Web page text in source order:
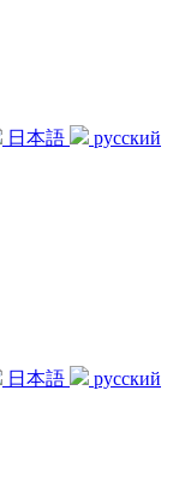
日本語
русский
日本語
русский